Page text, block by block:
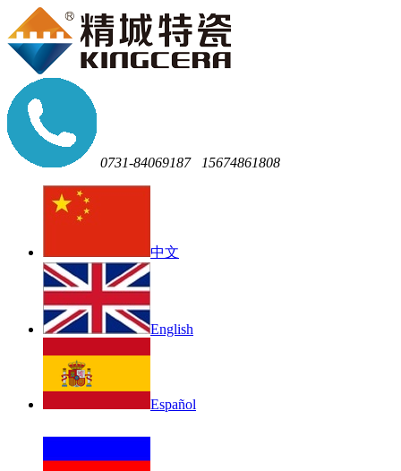
0731-84069187 15674861808
中文
English
Español